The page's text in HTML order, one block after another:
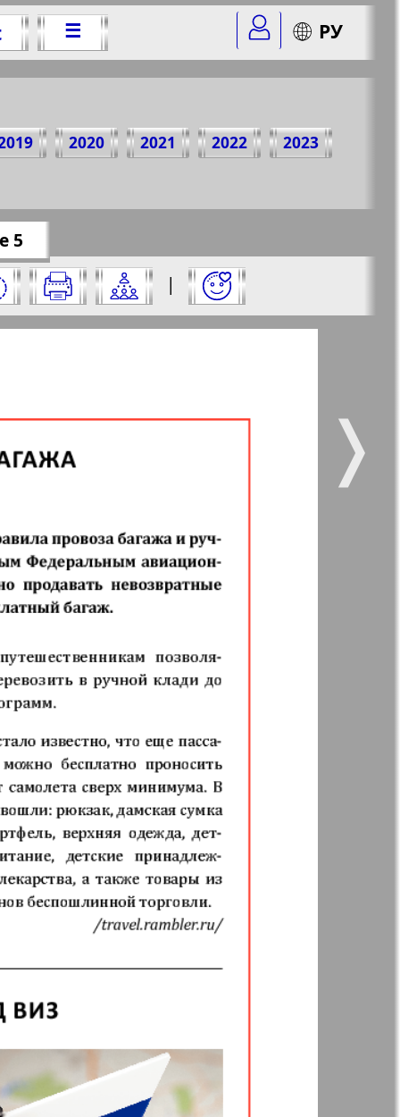
☰ РУ
2020 2021 2022
2023
und klicken Sie darauf:
5
|
5
17
23
35
41
59
❭
Gorod 511
Zeitung
Panorama-mir
vremja Russkiy Wojazh
Annonce
Business
Wadim